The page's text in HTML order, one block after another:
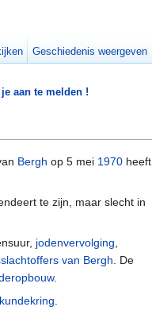
aan te melden !
Bergh op 5 mei 1970 heeft
te zijn, maar slecht in
jodenvervolging,
van Bergh. De
.
.
Geschiedenis weergeven